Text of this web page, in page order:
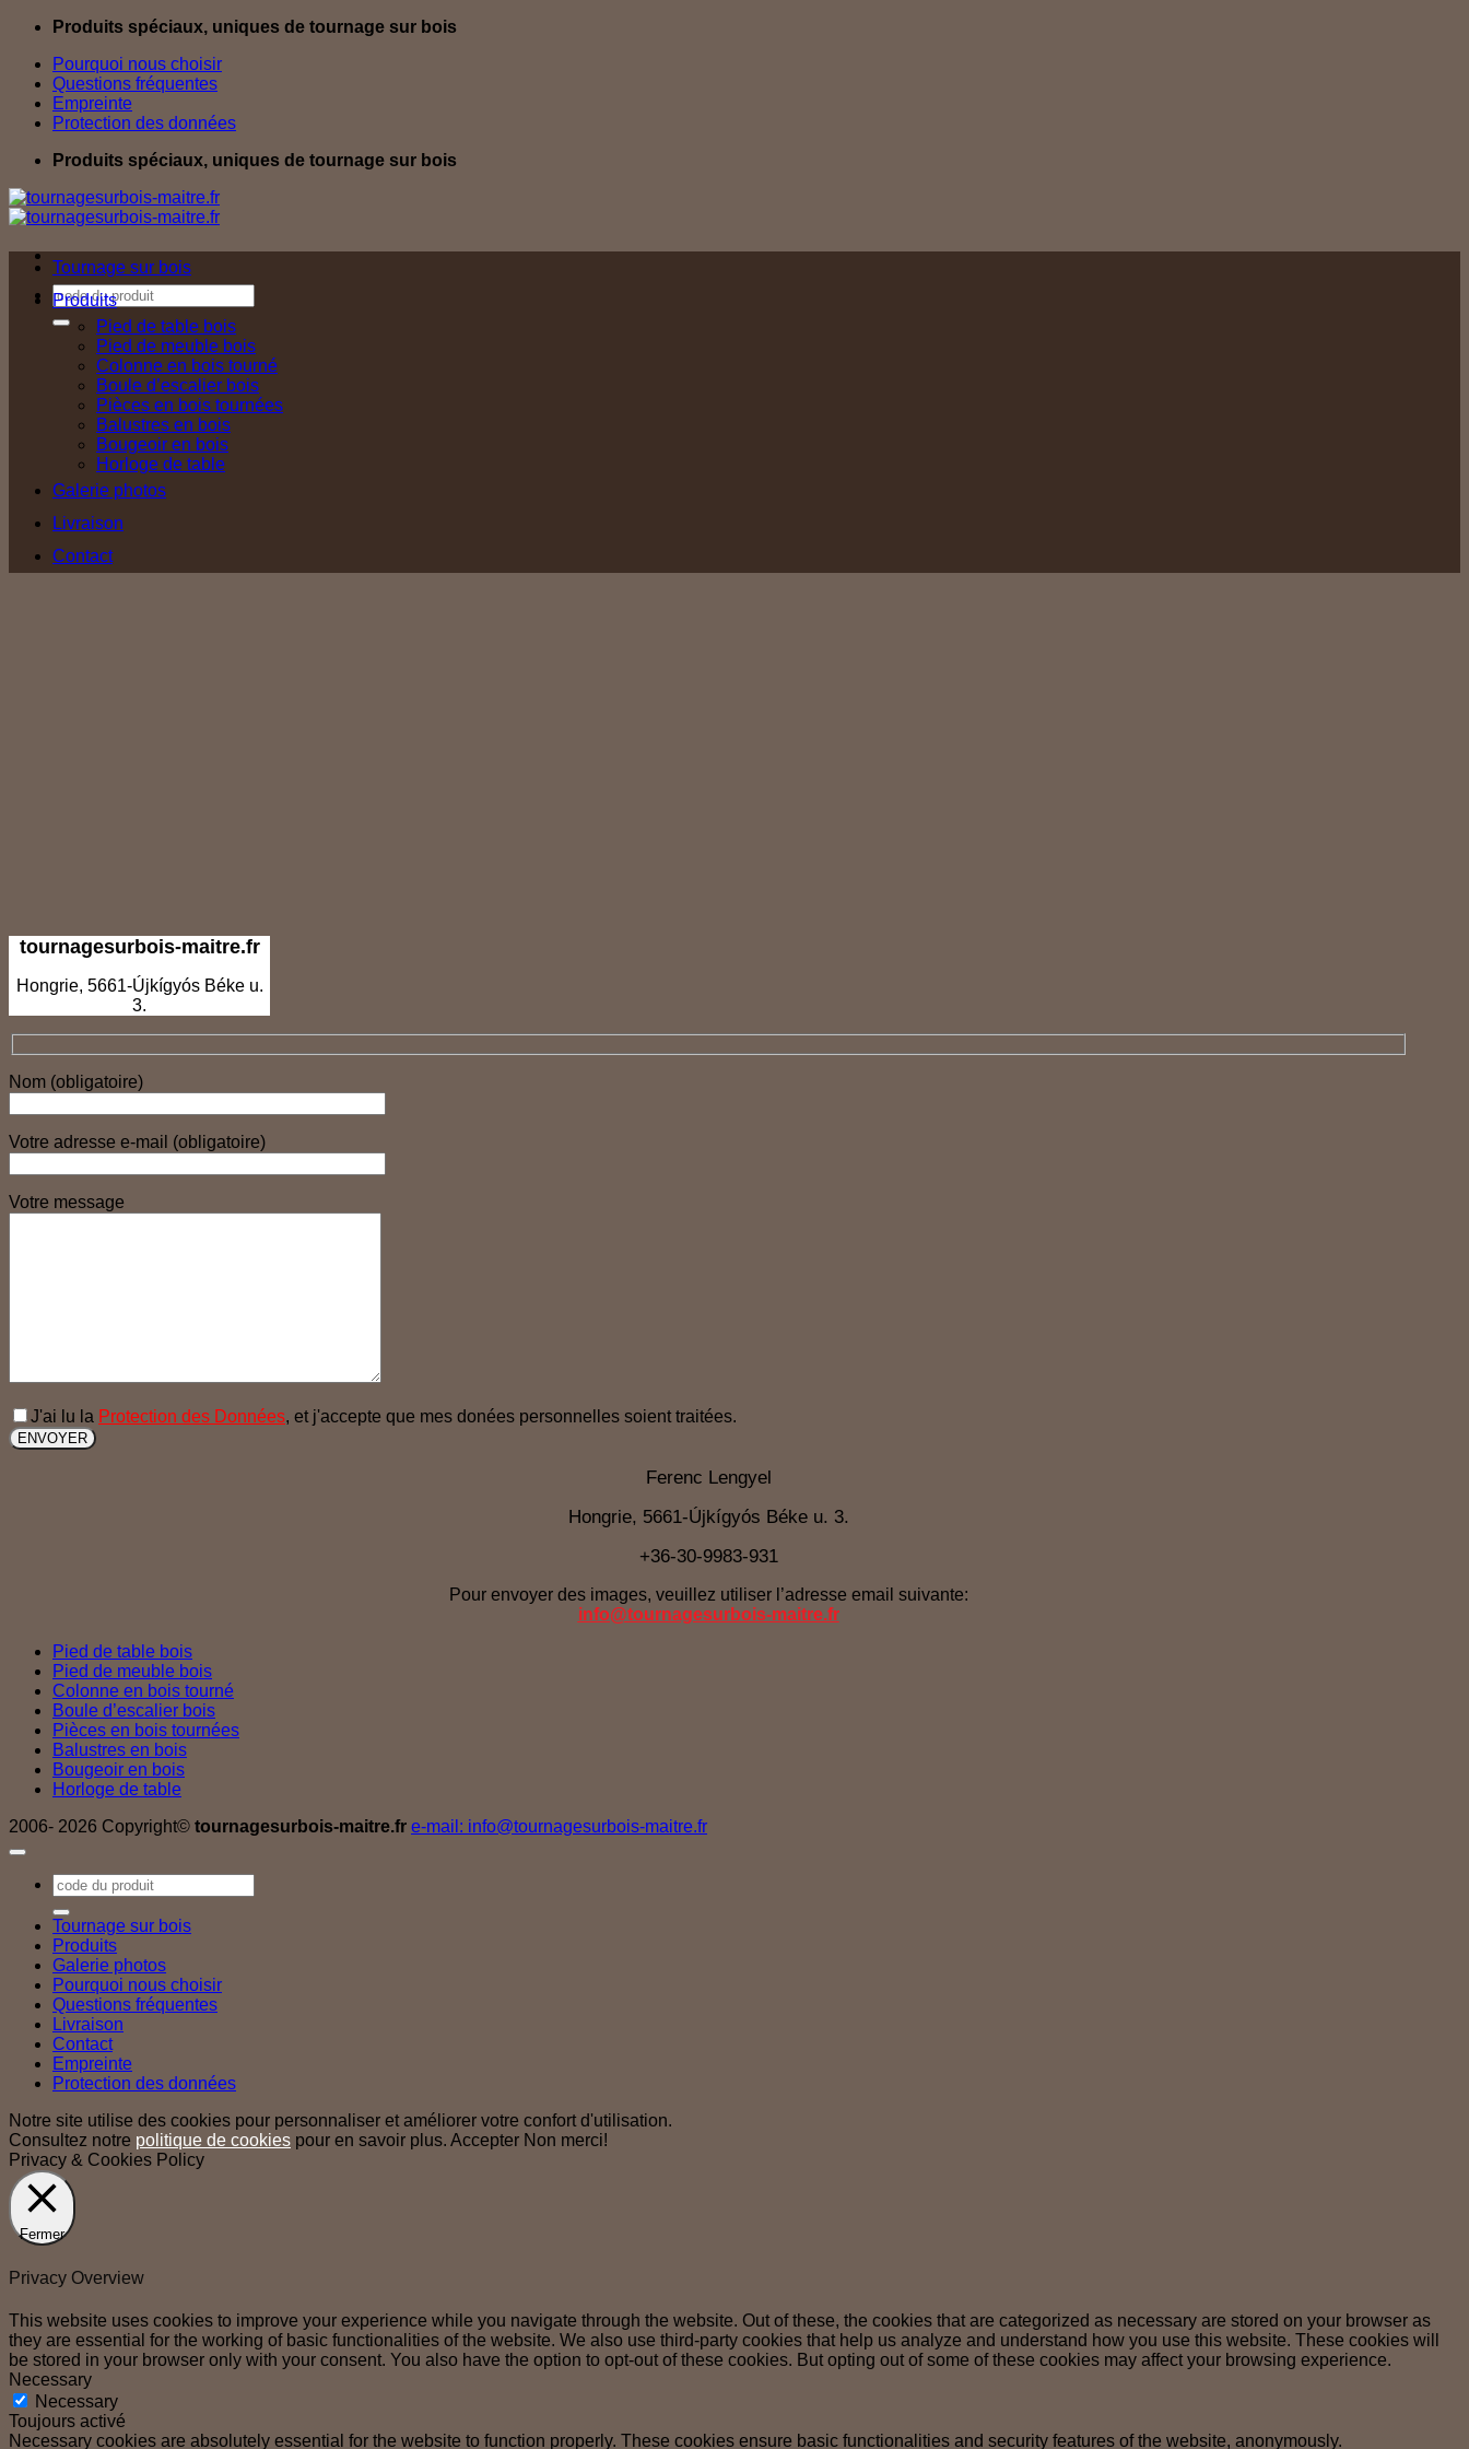
Passer
contenu
Produits spéciaux, uniques de tournage sur bois
Pourquoi nous choisir
Questions fréquentes
Empreinte
Protection des données
Produits spéciaux, uniques de tournage sur bois
Recherche
pour :
Tournage sur bois
Produits
Pied de table bois
Pied de meuble bois
Colonne en bois tourné
Boule d’escalier bois
Pièces en bois tournées
Balustres en bois
Bougeoir en bois
Horloge de table
Galerie photos
Livraison
Contact
tournagesurbois-maitre.fr
Hongrie, 5661-Újkígyós Béke u.
3.
Nom (obligatoire)
Votre adresse e-mail (obligatoire)
Votre message
Please leave this field empty.
J'ai lu la Protection des Données, et j'accepte que mes donées personnelles soient traitées.
Ferenc Lengyel
Hongrie, 5661-Újkígyós Béke u. 3.
+36-30-9983-931
Pour envoyer des images, veuillez utiliser l’adresse email suivante:
info@tournagesurbois-maitre.fr
Pied de table bois
Pied de meuble bois
Colonne en bois tourné
Boule d’escalier bois
Pièces en bois tournées
Balustres en bois
Bougeoir en bois
Horloge de table
2006- 2026 Copyright© tournagesurbois-maitre.fr e-mail: info@tournagesurbois-maitre.fr
Recherche
pour :
Tournage sur bois
Produits
Galerie photos
Pourquoi nous choisir
Questions fréquentes
Livraison
Contact
Empreinte
Protection des données
Notre site utilise des cookies pour personnaliser et améliorer votre confort d'utilisation.
Consultez notre politique de cookies pour en savoir plus. Accepter Non merci!
Privacy & Cookies Policy
Fermer
Privacy Overview
This website uses cookies to improve your experience while you navigate through the website. Out of these, the cookies that are categorized as necessary are stored on your browser as
they are essential for the working of basic functionalities of the website. We also use third-party cookies that help us analyze and understand how you use this website. These cookies will
be stored in your browser only with your consent. You also have the option to opt-out of these cookies. But opting out of some of these cookies may affect your browsing experience.
Necessary
Necessary
Toujours activé
Necessary cookies are absolutely essential for the website to function properly. These cookies ensure basic functionalities and security features of the website, anonymously.